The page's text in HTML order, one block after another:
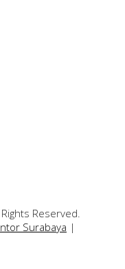
Reserved.
Surabaya |